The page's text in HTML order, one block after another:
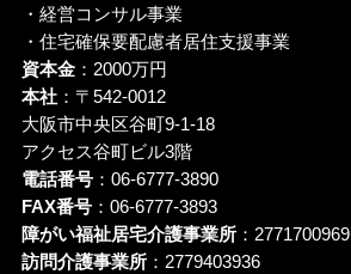
・経営コンサル事業
・住宅確保要配慮者居住支援事業
資本金：2000万円
本社：〒542-0012
大阪市中央区谷町9-1-18
アクセス谷町ビル3階
電話番号：06-6777-3890
FAX番号：06-6777-3893
障がい福祉居宅介護事業所：2771700969
訪問介護事業所：2779403936